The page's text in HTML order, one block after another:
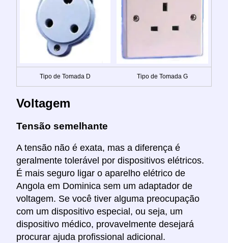
Tipo de Tomada D Tipo de Tomada G
Voltagem
Tensão semelhante
A tensão não é exata, mas a diferença é
geralmente tolerável por dispositivos elétricos.
É mais seguro ligar o aparelho elétrico de
Angola em Dominica sem um adaptador de
voltagem. Se você tiver alguma preocupação
com um dispositivo especial, ou seja, um
dispositivo médico, provavelmente desejará
procurar ajuda profissional adicional.